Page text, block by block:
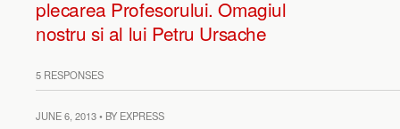
plecarea Profesorului. Omagiul
nostru si al lui Petru Ursache
5 RESPONSES
JUNE 6, 2013 • BY EXPRESS